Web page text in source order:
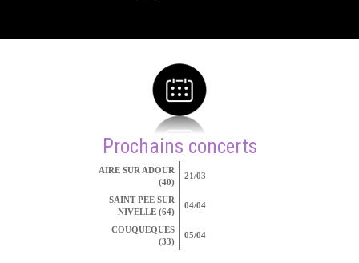
Prochains concerts
AIRE SUR ADOUR
(40)
21/03
SAINT PEE SUR
NIVELLE (64)
04/04
COUQUEQUES
(33)
05/04